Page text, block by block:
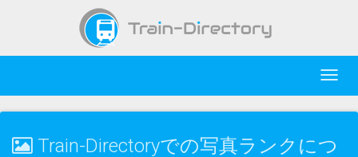
Train-Directoryでの写真ランクにつ